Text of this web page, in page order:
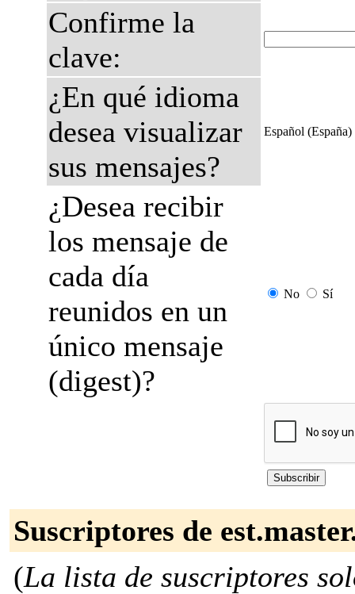
Confirme la
clave:
¿En qué idioma
desea visualizar
sus mensajes?
Español (España)
¿Desea recibir
los mensaje de
cada día
reunidos en un
único mensaje
(digest)?
No Sí
Suscriptores de
(La lista de suscriptores